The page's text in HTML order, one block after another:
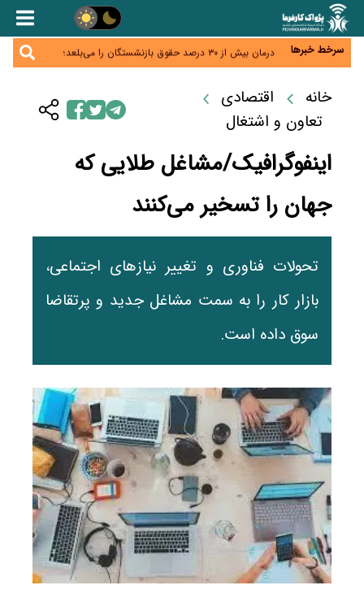
سرخط خبرها
اختیار تمدید مهلت ثبت آماری به سازمان‌های مناطق
اقتصاد ایران با نسخه‌های کلاسیک به جایی نمی‌رسد/
ظرفیت تجارت ۳۰۰ میلیارد دلاری با همسایگان وجود دارد
درمان بیش از ۳۰ درصد حقوق بازنشستگان را می‌بلعد؛
هزینه دارو و تجهیزات ۵ برابر شد،حقوق فقط ۱.۲ برابر
نرسید؟
افزایش کالابرگ در دستور کار دولت/ تصمیم‌گیری درباره
قیمت و سهمیه بنزین همچنان در انتظار تأمین منابع و
جمع‌بندی نهایی
خانه
اقتصادی
تعاون و اشتغال
اینفوگرافیک/مشاغل طلایی که
جهان را تسخیر می‌کنند
تحولات فناوری و تغییر نیازهای اجتماعی،
بازار کار را به سمت مشاغل جدید و پرتقاضا
سوق داده است.